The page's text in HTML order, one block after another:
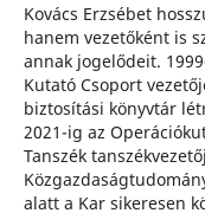
Kovács Erzsébet
hanem vezetőként is
annak jogelődeit.
Kutató Csoport
biztosítási könyvtár
2021-ig az
Tanszék
alatt a Kar sikeresen